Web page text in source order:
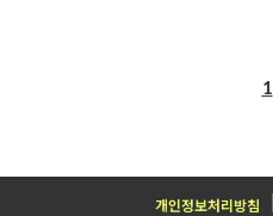
1
개인정보처리방침